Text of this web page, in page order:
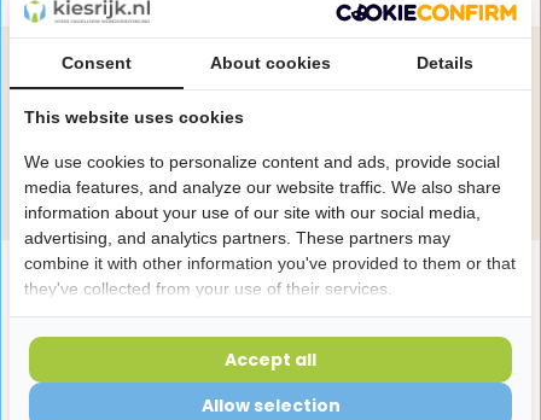
Productomschrijving
Reviews
Heb je een vraag over dit product?
in de chat of stuur een e-mail.
Stuur e-mail
Consent About cookies Details
This website uses cookies
We use cookies to personalize content and ads, provide social
media features, and analyze our website traffic. We also share
information about your use of our site with our social media,
advertising, and analytics partners. These partners may
combine it with other information you've provided to them or that
they've collected from your use of their services.
Allow selection
Accept all